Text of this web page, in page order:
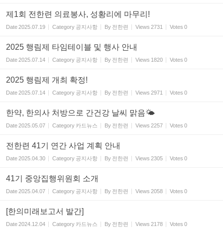
제1회 전한련 의료봉사, 성황리에 마무리!
Date2025.07.19 Category 공지사항 By 전한련 Views 2731 Votes 0
2025 행림제 타임테이블 및 행사 안내
Date2025.07.14 Category 공지사항 By 전한련 Views 1820 Votes 0
2025 행림제 개최 확정!
Date2025.07.14 Category 공지사항 By 전한련 Views 2971 Votes 0
한약, 한의사 처방으로 간건강 날씨 맑음🌤
Date2025.05.07 Category 카드뉴스 By 전한련 Views 2257 Votes 0
전한련 41기 연간 사업 계획 안내
Date2025.04.30 Category 공지사항 By 전한련 Views 2305 Votes 0
41기 중앙집행위원회 소개
Date2025.04.07 Category 공지사항 By 전한련 Views 2058 Votes 0
[한의미래보고서 발간]
Date2024.12.04 Category 카드뉴스 By 전한련 Views 2178 Votes 0